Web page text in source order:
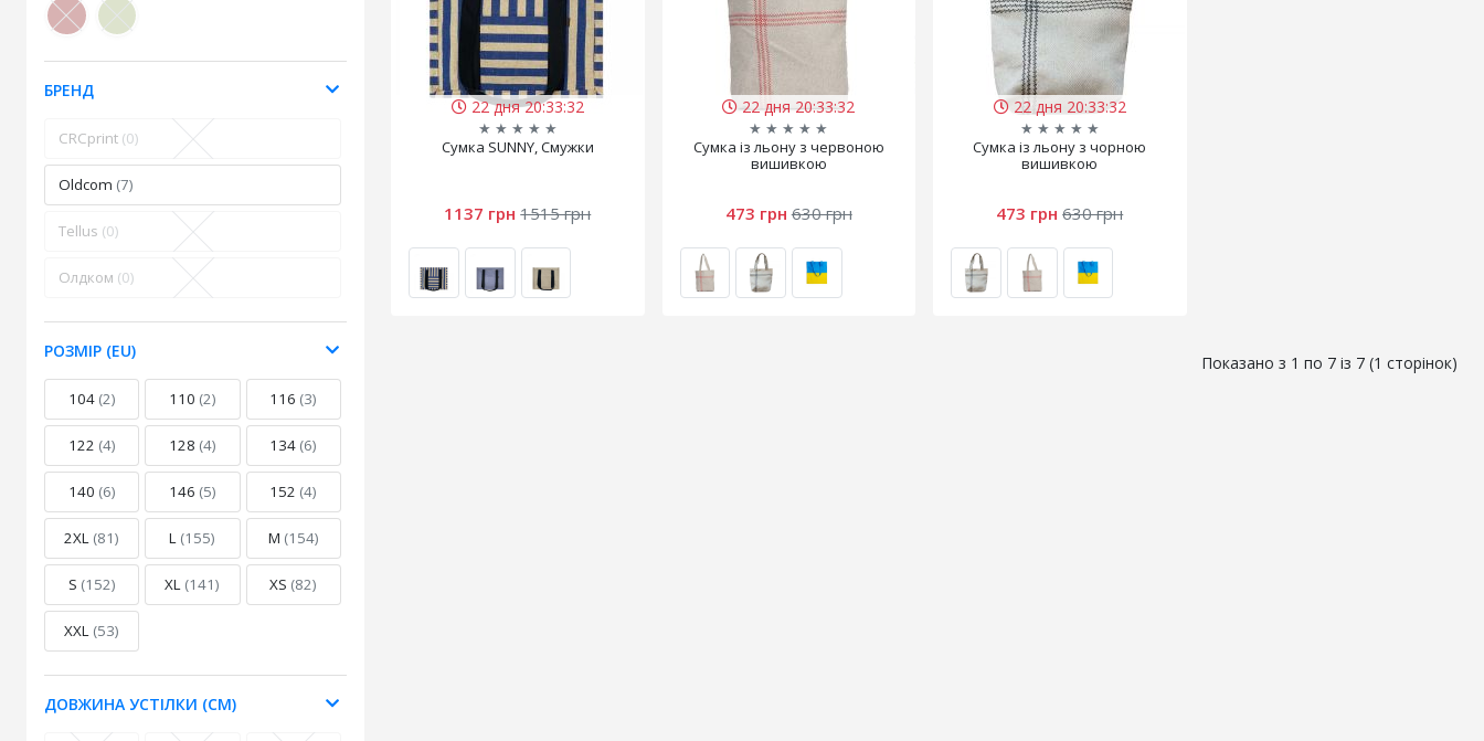
БРЕНД
CRCprint (0)
Oldcom (7)
Tellus (0)
Олдком (0)
РОЗМІР (EU)
104 (2) 110 (2) 116 (3)
122 (4) 128 (4) 134 (6)
140 (6) 146 (5) 152 (4)
2XL (81) L (155) M (154)
S (152) XL (141) XS (82)
XXL (53)
ДОВЖИНА УСТІЛКИ (СМ)
22 дня 20:33:32
★ ★ ★ ★ ★
Сумка SUNNY, Смужки
1137 грн 1515 грн
22 дня 20:33:32
★ ★ ★ ★ ★
Сумка із льону з червоною
вишивкою
473 грн 630 грн
22 дня 20:33:32
★ ★ ★ ★ ★
Сумка із льону з чорною
вишивкою
473 грн 630 грн
Показано з 1 по 7 із 7 (1 сторінок)